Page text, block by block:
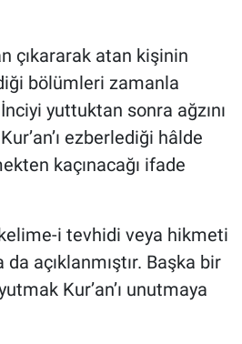
çıkararak atan kişinin
bölümleri zamanla
yuttuktan sonra ağzını
ezberlediği hâlde
kaçınacağı ifade
i tevhidi veya hikmeti
açıklanmıştır. Başka bir
Kur’an’ı unutmaya